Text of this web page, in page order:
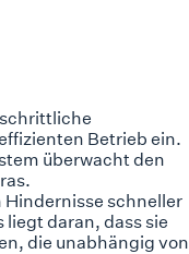
Betrieb ein.
überwacht den
Hindernisse schneller
daran, dass sie
die unabhängig von